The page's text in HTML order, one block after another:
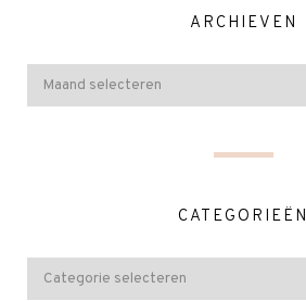
ARCHIEVEN
CATEGORIEËN